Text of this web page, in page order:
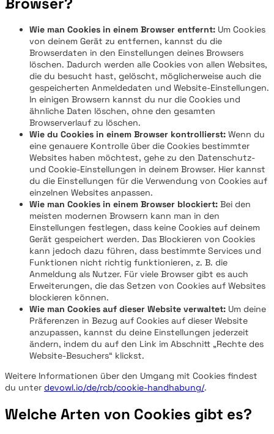
Wie man Cookies in einem Browser entfernt: Um Cookies
von deinem Gerät zu entfernen, kannst du die
Browserdaten in den Einstellungen deines Browsers
löschen. Dadurch werden alle Cookies von allen Websites,
die du besucht hast, gelöscht, möglicherweise auch die
gespeicherten Anmeldedaten und Website-Einstellungen.
In einigen Browsern kannst du nur die Cookies und
ähnliche Daten löschen, ohne den gesamten
Browserverlauf zu löschen.
Wie du Cookies in einem Browser kontrollierst: Wenn du
eine genauere Kontrolle über die Cookies bestimmter
Websites haben möchtest, gehe zu den Datenschutz-
und Cookie-Einstellungen in deinem Browser. Hier kannst
du die Einstellungen für die Verwendung von Cookies auf
einzelnen Websites anpassen.
Wie man Cookies in einem Browser blockiert: Bei den
meisten modernen Browsern kann man in den
Einstellungen festlegen, dass keine Cookies auf deinem
Gerät gespeichert werden. Das Blockieren von Cookies
kann jedoch dazu führen, dass bestimmte Services und
Funktionen nicht richtig funktionieren, z. B. die
Anmeldung als Nutzer. Für viele Browser gibt es auch
Erweiterungen, die das Setzen von Cookies auf Websites
blockieren können.
Wie man Cookies auf dieser Website verwaltet: Um deine
Präferenzen in Bezug auf Cookies auf dieser Website
anzupassen, kannst du deine Einstellungen jederzeit
ändern, indem du auf den Link im Abschnitt „Rechte des
Website-Besuchers“ klickst.
Weitere Informationen über den Umgang mit Cookies findest
du unter devowl.io/de/rcb/cookie-handhabung/.
Welche Arten von Cookies gibt es?